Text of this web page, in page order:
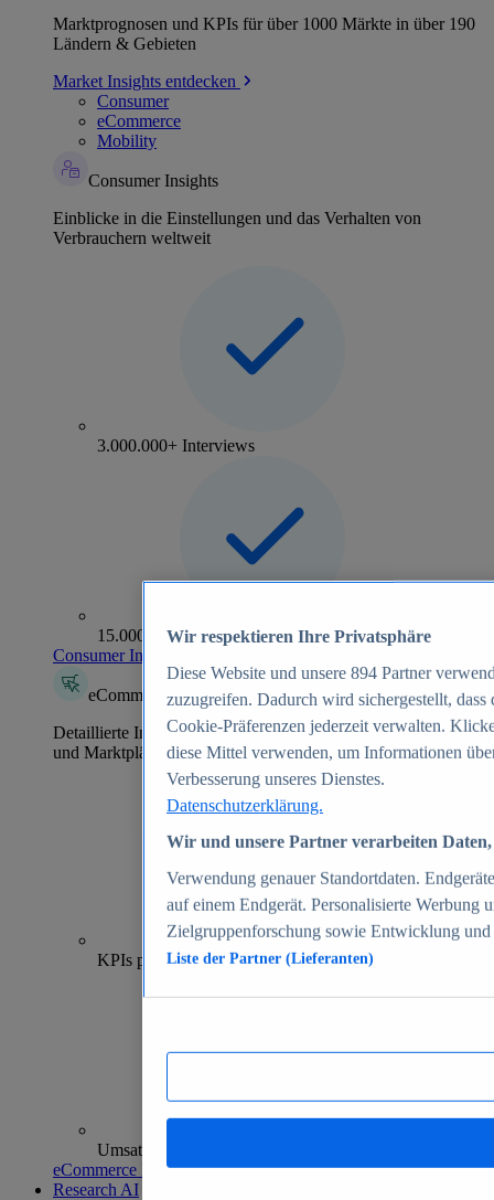
Marktprognosen und KPIs für über 1000 Märkte in über 190
Ländern & Gebieten
Market Insights entdecken
Consumer
eCommerce
Mobility
Consumer Insights
Einblicke in die Einstellungen und das Verhalten von
Verbrauchern weltweit
3.000.000+ Interviews
15.000+ Marken
Consumer Insights entdecken
eCommerce Insights
Detaillierte Informationen zu mehr als 39.000 Online-Shops
und Marktplätzen
70+
KPIs pro Shop
Umsatzanalysen und -prognosen
eCommerce Insights entdecken
Research AI
Wir respektieren Ihre Privatsphäre
Diese Website und unsere 894 Partner
zuzugreifen. Dadurch wird sichergestellt,
Cookie-Präferenzen jederzeit verwalten.
diese Mittel verwenden, um Informationen
Verbesserung unseres Dienstes.
Datenschutzerklärung.
Wir und unsere Partner verarbeiten
Verwendung genauer Standortdaten.
auf einem Endgerät. Personalisierte Werbung
Zielgruppenforschung sowie Entwicklung
Liste der Partner (Lieferanten)